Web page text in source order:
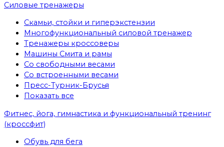
Cиловые тренажеры
Скамьи, стойки и гиперэкстензии
Многофункциональный силовой тренажер
Тренажеры кроссоверы
Машины Смита и рамы
Со свободными весами
Со встроенными весами
Пресс-Турник-Брусья
Показать все
Фитнес, йога, гимнастика и функциональный тренинг
(кроссфит)
Обувь для бега